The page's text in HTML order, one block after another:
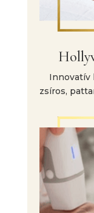
Innovatív
zsíros,